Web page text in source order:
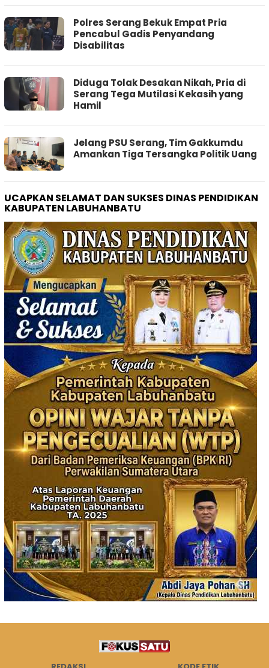
Polres Serang Bekuk Empat Pria
Pencabul Gadis Penyandang
Disabilitas
Diduga Tolak Desakan Nikah, Pria di
Serang Tega Mutilasi Kekasih yang
Hamil
Jelang PSU Serang, Tim Gakkumdu
Amankan Tiga Tersangka Politik Uang
UCAPKAN SELAMAT DAN SUKSES DINAS PENDIDIKAN
KABUPATEN LABUHANBATU